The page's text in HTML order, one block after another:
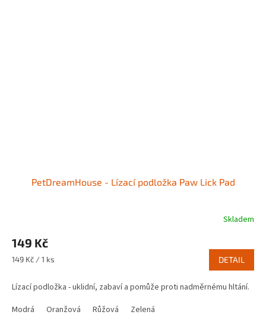
PetDreamHouse - Lízací podložka Paw Lick Pad
Skladem
149 Kč
Měrná
149 Kč / 1 ks DETAIL
Lízací podložka - uklidní, zabaví a pomůže proti nadměrnému hltání.
Modrá
Oranžová Růžová Zelená